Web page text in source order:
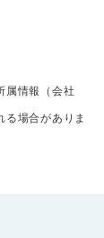
属情報（会社
場合がありま